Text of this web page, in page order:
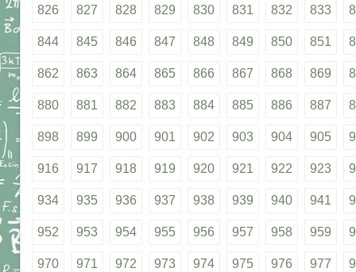
826 827 828 829 830 831 832 833
844 845 846 847 848 849 850 851
862 863 864 865 866 867 868 869
880 881 882 883 884 885 886 887
898 899 900 901 902 903 904 905
916 917 918 919 920 921 922 923
934 935 936 937 938 939 940 941
952 953 954 955 956 957 958 959
970 971 972 973 974 975 976 977